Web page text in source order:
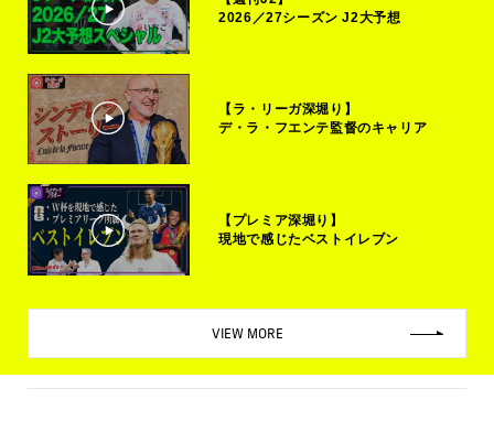
2026／27シーズン J2大予想
【ラ・リーガ深堀り】
デ・ラ・フエンテ監督のキャリア
【プレミア深堀り】
現地で感じたベストイレブン
VIEW MORE